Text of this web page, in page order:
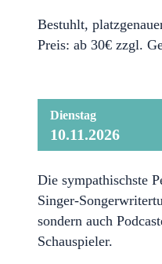
Bestuhlt,
Preis: ab 30€ zzgl.
Dienstag
10.11.2026
Die sympathischste
Singer-
sondern auch
Schauspieler.